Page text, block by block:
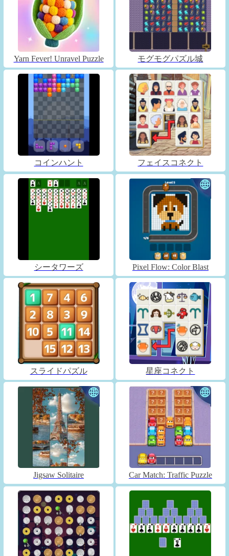
Yarn Fever! Unravel Puzzle モグモグパズル城
コインハント フェイスコネクト
シータワーズ Pixel Flow: Color Blast
スライドパズル 星座コネクト
Jigsaw Solitaire Car Match: Traffic Puzzle